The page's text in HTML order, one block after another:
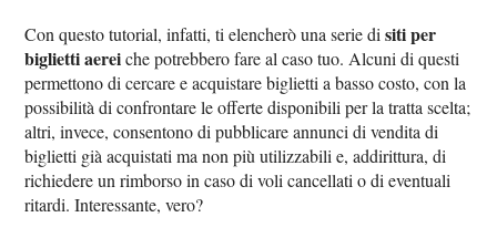
Con questo tutorial, infatti, ti elencherò una serie disiti per
biglietti aereiche potrebbero fare al caso tuo. Alcuni di questi
permettono di cercare e acquistare biglietti a basso costo, con la
possibilità di confrontare le offerte disponibili per la tratta scelta;
altri, invece, consentono di pubblicare annunci di vendita di
biglietti già acquistati ma non più utilizzabili e, addirittura, di
richiedere un rimborso in caso di voli cancellati o di eventuali
ritardi. Interessante, vero?